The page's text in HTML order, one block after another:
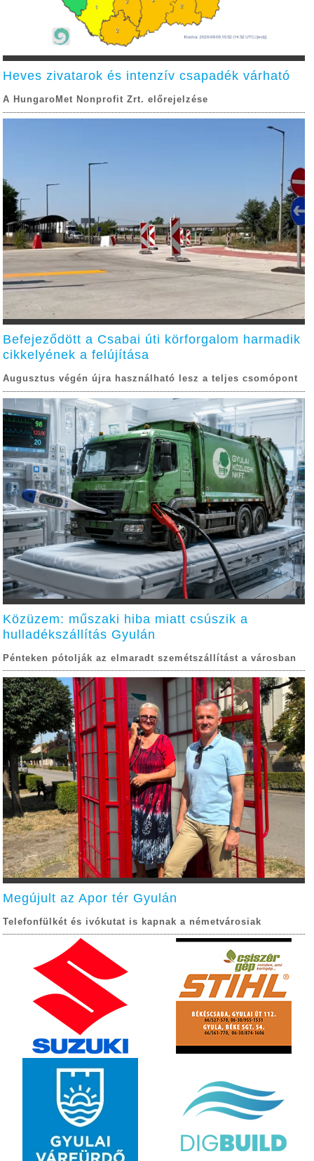
Heves zivatarok és intenzív csapadék várható
A HungaroMet Nonprofit Zrt. előrejelzése
Befejeződött a Csabai úti körforgalom harmadik
cikkelyének a felújítása
Augusztus végén újra használható lesz a teljes csomópont
Közüzem: műszaki hiba miatt csúszik a
hulladékszállítás Gyulán
Pénteken pótolják az elmaradt szemétszállítást a városban
Megújult az Apor tér Gyulán
Telefonfülkét és ivókutat is kapnak a németvárosiak